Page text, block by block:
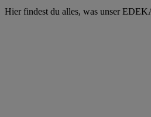
Hier findest du alles, was unser